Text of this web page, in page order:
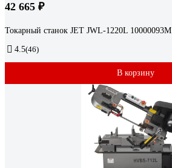
42 665 ₽
Токарный станок JET JWL-1220L 10000093M
4.5(46)
В корзину